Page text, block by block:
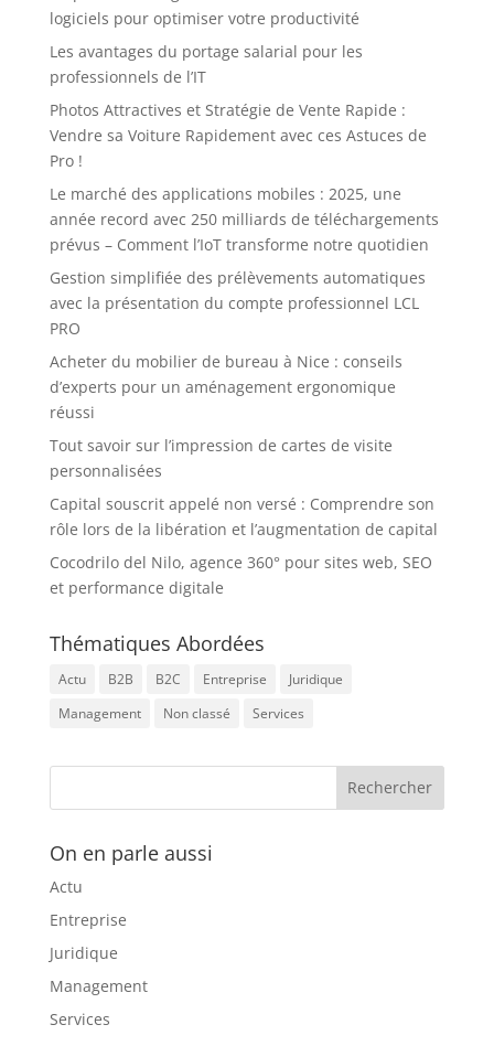
logiciels pour optimiser votre productivité
Les avantages du portage salarial pour les
professionnels de l’IT
Photos Attractives et Stratégie de Vente Rapide :
Vendre sa Voiture Rapidement avec ces Astuces de
Pro !
Le marché des applications mobiles : 2025, une
année record avec 250 milliards de téléchargements
prévus – Comment l’IoT transforme notre quotidien
Gestion simplifiée des prélèvements automatiques
avec la présentation du compte professionnel LCL
PRO
Acheter du mobilier de bureau à Nice : conseils
d’experts pour un aménagement ergonomique
réussi
Tout savoir sur l’impression de cartes de visite
personnalisées
Capital souscrit appelé non versé : Comprendre son
rôle lors de la libération et l’augmentation de capital
Cocodrilo del Nilo, agence 360° pour sites web, SEO
et performance digitale
Thématiques Abordées
Actu B2B B2C Entreprise
Juridique
Management
Non classé Services
On en parle aussi
Actu
Entreprise
Juridique
Management
Services